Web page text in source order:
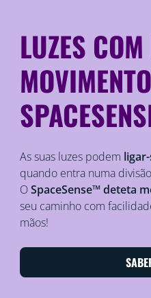
LUZES
As suas luzes podem
quando entra numa
OSpaceSense™ deteta
seu caminho com
mãos!